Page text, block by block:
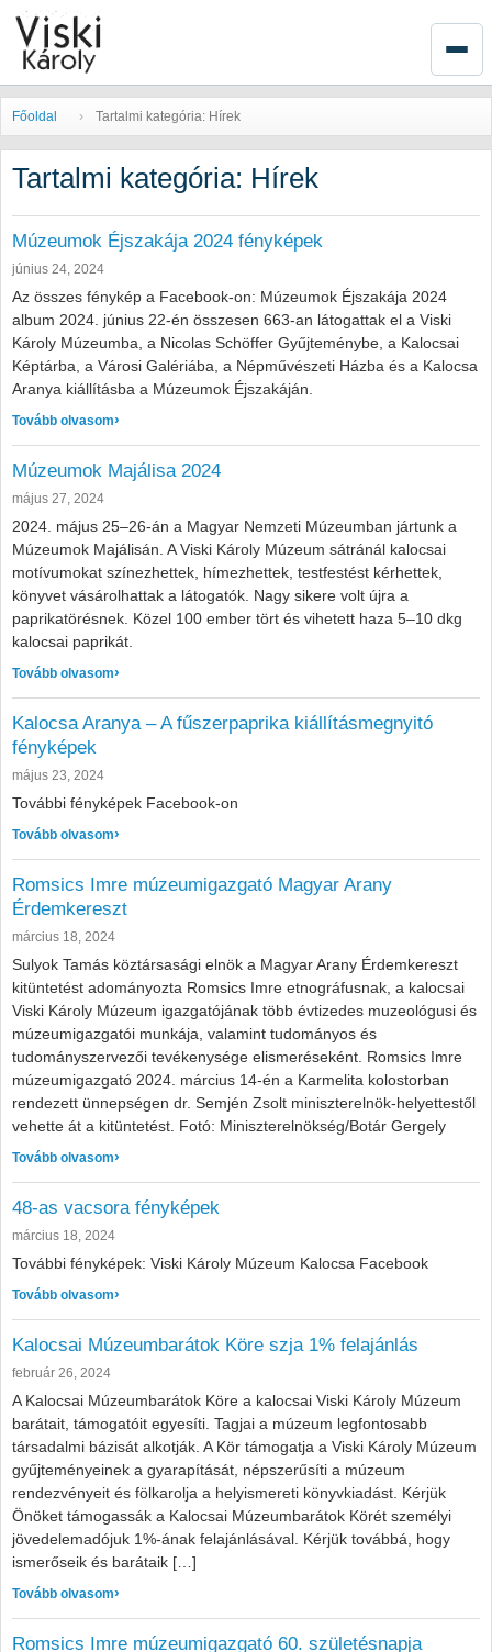
Főoldal Tartalmi kategória: Hírek
Tartalmi kategória: Hírek
Múzeumok Éjszakája 2024 fényképek
június 24, 2024
Az összes fénykép a Facebook-on: Múzeumok Éjszakája 2024
album 2024. június 22-én összesen 663-an látogattak el a Viski
Károly Múzeumba, a Nicolas Schöffer Gyűjteménybe, a Kalocsai
Képtárba, a Városi Galériába, a Népművészeti Házba és a Kalocsa
Aranya kiállításba a Múzeumok Éjszakáján.
Tovább olvasom: Múzeumok Éjszakája 2024 fényképek
Múzeumok Majálisa 2024
május 27, 2024
2024. május 25–26-án a Magyar Nemzeti Múzeumban jártunk a
Múzeumok Majálisán. A Viski Károly Múzeum sátránál kalocsai
motívumokat színezhettek, hímezhettek, testfestést kérhettek,
könyvet vásárolhattak a látogatók. Nagy sikere volt újra a
paprikatörésnek. Közel 100 ember tört és vihetett haza 5–10 dkg
kalocsai paprikát.
Tovább olvasom: Múzeumok Majálisa 2024
Kalocsa Aranya – A fűszerpaprika kiállításmegnyitó
fényképek
május 23, 2024
További fényképek Facebook-on
Tovább olvasom: Kalocsa Aranya – A fűszerpaprika kiállításmegnyitó
Romsics Imre múzeumigazgató Magyar Arany
Érdemkereszt
március 18, 2024
Sulyok Tamás köztársasági elnök a Magyar Arany Érdemkereszt
kitüntetést adományozta Romsics Imre etnográfusnak, a kalocsai
Viski Károly Múzeum igazgatójának több évtizedes muzeológusi és
múzeumigazgatói munkája, valamint tudományos és
tudományszervezői tevékenysége elismeréseként. Romsics Imre
múzeumigazgató 2024. március 14-én a Karmelita kolostorban
rendezett ünnepségen dr. Semjén Zsolt miniszterelnök-helyettestől
vehette át a kitüntetést. Fotó: Miniszterelnökség/Botár Gergely
Tovább olvasom: Romsics Imre múzeumigazgató Magyar Arany
48-as vacsora fényképek
március 18, 2024
További fényképek: Viski Károly Múzeum Kalocsa Facebook
Tovább olvasom: 48-as vacsora fényképek
Kalocsai Múzeumbarátok Köre szja 1% felajánlás
február 26, 2024
A Kalocsai Múzeumbarátok Köre a kalocsai Viski Károly Múzeum
barátait, támogatóit egyesíti. Tagjai a múzeum legfontosabb
társadalmi bázisát alkotják. A Kör támogatja a Viski Károly Múzeum
gyűjteményeinek a gyarapítását, népszerűsíti a múzeum
rendezvényeit és fölkarolja a helyismereti könyvkiadást. Kérjük
Önöket támogassák a Kalocsai Múzeumbarátok Körét személyi
jövedelemadójuk 1%-ának felajánlásával. Kérjük továbbá, hogy
ismerőseik és barátaik […]
Tovább olvasom: Kalocsai Múzeumbarátok Köre szja 1% felajánlás
Romsics Imre múzeumigazgató 60. születésnapja